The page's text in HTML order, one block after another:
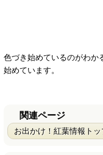
色づき始めているのがわか
始めています。
関連ページ
お出かけ！紅葉情報トッ